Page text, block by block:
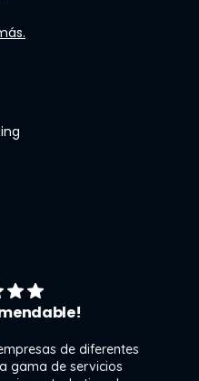
de diferentes
gama de servicios